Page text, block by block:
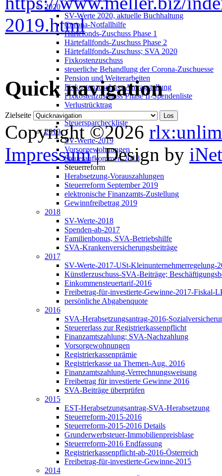
2020
SV-Werte 2020, aktuelle Buchhaltung
Corona-Notfallhilfe
Härtefonds-Zuschuss Phase 1
Härtefallfonds-Zuschuss Phase 2
Härtefallfonds-Zuschuss; SVA 2020
Fixkostenzuschuss
steuerliche Behandlung der Corona-Zuschuesse
Pension und Weiterarbeiten
Fixkostenzuschuss-Antragstellung
Fixkostenzuschuss Phase II-Spendenliste
Verlustrücktrag
Haertefallfonds verlaengert
Steuersparcheckliste
2019
SV-Werte-2019
Vorsorgewohnungen
Steueraufkommen-2018
Steuerreform
Herabsetzung-Vorauszahlungen
Steuerreform September 2019
elektronische Finanzamts-Zustellung
Gewinnfreibetrag 2019
2018
SV-Werte-2018
Spenden-ab-2017
Familienbonus, SVA-Betriebshilfe
SVA-Krankenversicherungsbeiträge
2017
SV-Werte-2017-USt-Kleinunternehmerregelung-
Künstlerzuschuss-SVA-Beiträge;
Einkommensteuertarif-2016
Freibetrag-für-investierte-Gewinne-2017-Fiskal-
persönliche Abgabenquote
2016
SVA-Herabsetzungsantrag-2016-
Steuererlass zur Registrierkassenpflicht
Finanzamtszahlung; SVA-Nachzahlung
Vorsorgewohnungen
Registrierkassenprämie
Registrierkasse ua Themen-Aug. 2016
Finanzamtszahlung-Verrechnungsweisung
Freibetrag für investierte Gewinne 2016
SVA-Beiträge überprüfen
2015
EST-Herabsetzungsantrag-SVA-Herabsetzung
Steuerreform-2015-2016
Steuerreform-2015-2016 Details
Grunderwerbsteuer-Immobilienpreisblase
Steuerreform-2016 Endfassung
Registrierkassenpflicht-ab-2016-Österreich
Freibetrag-für-investierte-Gewinne-2015
2014
2019.html
Quick navigation
Zielseite
Copyright ©2026
Impressum| Design by